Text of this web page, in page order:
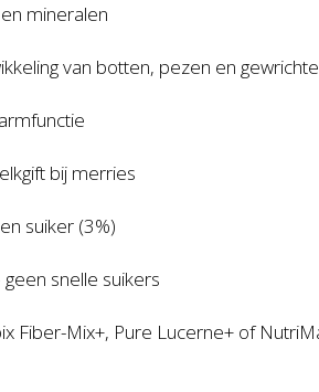
mineralen
van botten, pezen en
bij merries
suiker (3%)
snelle suikers
Fiber-Mix+, Pure Lucerne+ of